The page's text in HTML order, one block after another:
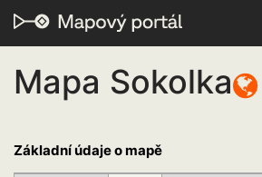
Mapa Sokolka
Základní údaje o mapě